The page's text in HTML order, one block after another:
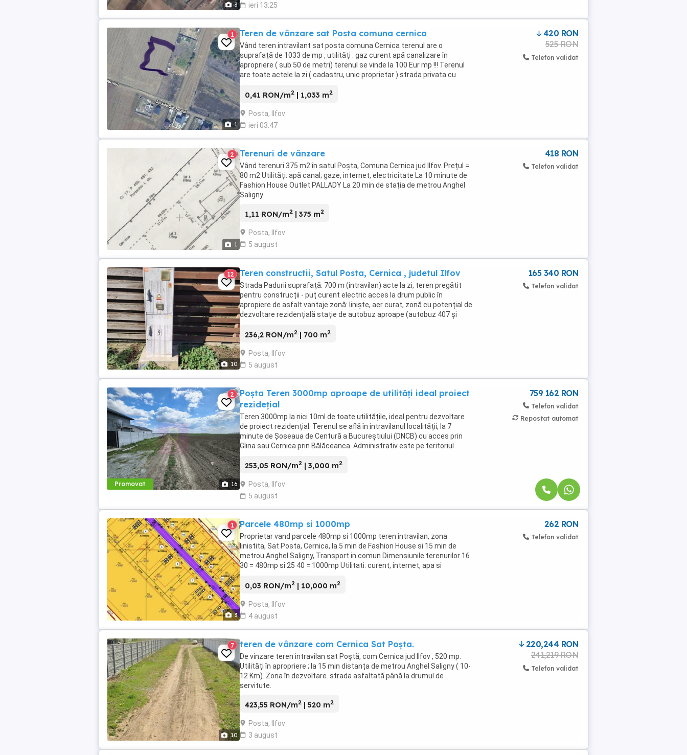
3
ieri 13:25
1
1 Teren de vânzare sat Posta comuna cernica
Vând teren intravilant sat posta comuna Cernica terenul are o
suprafață de 1033 de mp , utilități : gaz curent apă canalizare în
apropriere ( sub 50 de metri) terenul se vinde la 100 Eur mp !!! Terenul
are toate actele la zi ( cadastru, unic proprietar ) strada privata cu
0,41 RON/m2 | 1,033 m2
Posta, Ilfov
ieri 03:47
420 RON
525 RON
Telefon validat
1
2 Terenuri de vânzare
Vând terenuri 375 m2 în satul Poșta, Comuna Cernica jud Ilfov. Prețul =
80 m2 Utilități: apă canal; gaze, internet, electricitate La 10 minute de
Fashion House Outlet PALLADY La 20 min de stația de metrou Anghel
Saligny
1,11 RON/m2 | 375 m2
Posta, Ilfov
5 august
418 RON
Telefon validat
10
12 Teren constructii, Satul Posta, Cernica , judetul Ilfov
Strada Padurii suprafață: 700 m (intravilan) acte la zi, teren pregătit
pentru construcții - puț curent electric acces la drum public în
apropiere de asfalt vantaje zonă: liniște, aer curat, zonă cu potențial de
dezvoltare rezidențială stație de autobuz aproape (autobuz 407 și
236,2 RON/m2 | 700 m2
Posta, Ilfov
5 august
165 340 RON
Telefon validat
Promovat 16
2
Poșta Teren 3000mp aproape de utilități ideal proiect
rezidețial
Teren 3000mp la nici 10ml de toate utilitățile, ideal pentru dezvoltare
de proiect rezidențial. Terenul se află în intravilanul localității, la 7
minute de Șoseaua de Centură a Bucureștiului (DNCB) cu acces prin
Glina sau Cernica prin Bălăceanca. Administrativ este pe teritoriul
253,05 RON/m2 | 3,000 m2
Posta, Ilfov
5 august
759 162 RON
Telefon validat
Repostat automat
3
1 Parcele 480mp si 1000mp
Proprietar vand parcele 480mp si 1000mp teren intravilan, zona
linistita, Sat Posta, Cernica, la 5 min de Fashion House si 15 min de
metrou Anghel Saligny, Transport in comun Dimensiunile terenurilor 16
30 = 480mp si 25 40 = 1000mp Utilitati: curent, internet, apa si
0,03 RON/m2 | 10,000 m2
Posta, Ilfov
4 august
262 RON
Telefon validat
10
7 teren de vânzare com Cernica Sat Poșta.
De vinzare teren intravilan sat Poștă, com Cernica jud Ilfov , 520 mp.
Utilități în apropriere ; la 15 min distanța de metrou Anghel Saligny ( 10-
12 Km). Zona în dezvoltare. strada asfaltată până la drumul de
servitute.
423,55 RON/m2 | 520 m2
Posta, Ilfov
3 august
220,244 RON
241,219 RON
Telefon validat